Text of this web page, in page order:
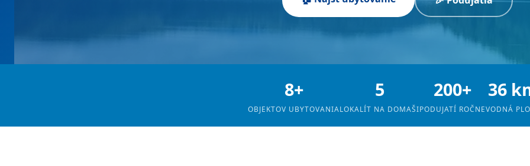
8+
OBJEKTOV UBYTOVANIA
5
LOKALÍT NA DOMAŠI
200+
PODUJATÍ ROČNE
36
VODNÁ